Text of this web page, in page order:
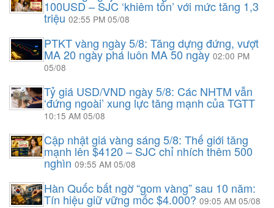
100USD – SJC ‘khiêm tốn’ với mức tăng 1,3
triệu 02:55 PM 05/08
PTKT vàng ngày 5/8: Tăng dựng đứng, vượt
MA 20 ngày phá luôn MA 50 ngày 02:00 PM
05/08
Tỷ giá USD/VND ngày 5/8: Các NHTM vẫn
‘đứng ngoài’ xung lực tăng mạnh của TGTT
10:15 AM 05/08
Cập nhật giá vàng sáng 5/8: Thế giới tăng
mạnh lên $4120 – SJC chỉ nhích thêm 500
nghìn 09:55 AM 05/08
Hàn Quốc bất ngờ “gom vàng” sau 10 năm:
Tín hiệu giữ vững mốc $4.000? 09:05 AM 05/08